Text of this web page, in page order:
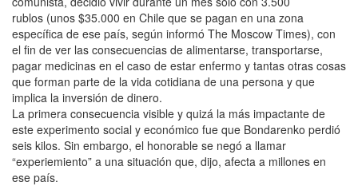
rublos (unos $35.000 en Chile que se pagan en una zona
específica de ese país, según informó The Moscow Times), con
el fin de ver las consecuencias de alimentarse, transportarse,
pagar medicinas en el caso de estar enfermo y tantas otras cosas
que forman parte de la vida cotidiana de una persona y que
implica la inversión de dinero.
La primera consecuencia visible y quizá la más impactante de
este experimento social y económico fue que Bondarenko perdió
seis kilos. Sin embargo, el honorable se negó a llamar
“experiemiento” a una situación que, dijo, afecta a millones en
ese país.